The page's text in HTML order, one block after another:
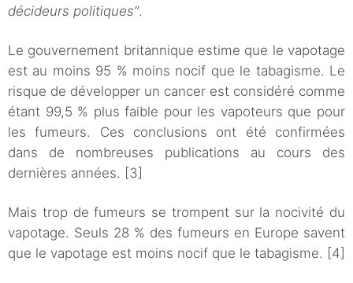
décideurs politiques”.
Le gouvernement britannique estime que le vapotage
est au moins 95 % moins nocif que le tabagisme. Le
risque de développer un cancer est considéré comme
étant 99,5 % plus faible pour les vapoteurs que pour
les fumeurs. Ces conclusions ont été confirmées
dans de nombreuses publications au cours des
dernières années. [3]
Mais trop de fumeurs se trompent sur la nocivité du
vapotage. Seuls 28 % des fumeurs en Europe savent
que le vapotage est moins nocif que le tabagisme. [4]